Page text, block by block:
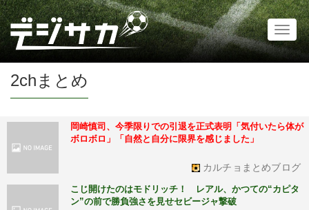
2chまとめ
岡崎慎司、今季限りでの引退を正式表明「気付いたら体が
ボロボロ」「自然と自分に限界を感じました」
カルチョまとめブログ
こじ開けたのはモドリッチ！ レアル、かつての“カピタ
ン”の前で勝負強さを見せセビージャ撃破